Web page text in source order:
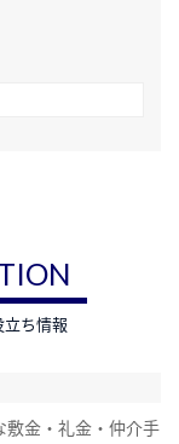
ち情報
金・礼金・仲介手